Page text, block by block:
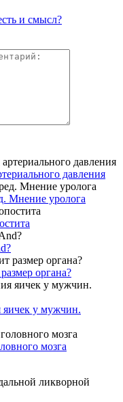
и смысл?
давления
Мнение уролога
органа?
яичек у мужчин.
мозга